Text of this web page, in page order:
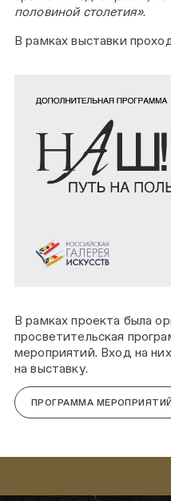
половиной столетия».
В рамках выставки
В рамках проекта была
просветительская
мероприятий. Вход на
на выставку.
ПРОГРАММА МЕРОПРИЯТИЙ